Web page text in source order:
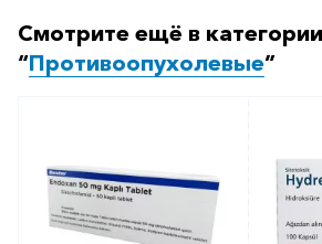
выраженном избытке массы тела,
пациентов с нарушением работы
Медики о препарате
Препарат начали использовать
Смотрите ещё в категории
“Противоопухолевые”